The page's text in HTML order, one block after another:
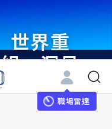
世界重
組・洞見
未來 與
世界領袖
職場雷達